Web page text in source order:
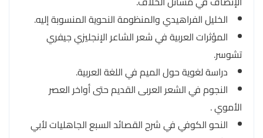
الخليل الفراهيدي والمنظومة النحوية المنسوبة إليه.
المؤثرات العربية في شعر الشاعر الإنجليزي جيفري
تشوسر.
دراسة لغوية حول الميم في اللغة العربية.
النجوم في الشعر العربى القديم حتى أواخر العصر
الأموي .
النحو الكوفي في شرح القصائد السبع الجاهليات لأبي